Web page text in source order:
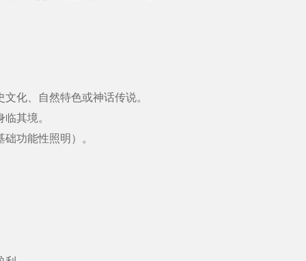
化、自然特色或神话传说。
其境。
功能性照明）。